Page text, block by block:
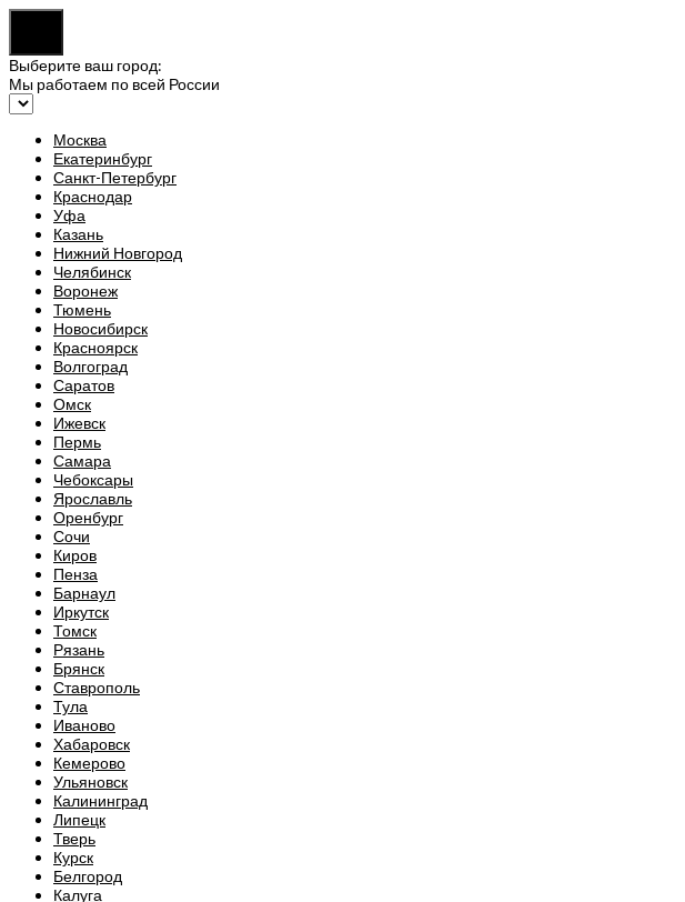
Выберите ваш город:
Мы работаем по всей России
Москва
Екатеринбург
Санкт-Петербург
Краснодар
Уфа
Казань
Нижний Новгород
Челябинск
Воронеж
Тюмень
Новосибирск
Красноярск
Волгоград
Саратов
Омск
Ижевск
Пермь
Самара
Чебоксары
Ярославль
Оренбург
Сочи
Киров
Пенза
Барнаул
Иркутск
Томск
Рязань
Брянск
Ставрополь
Тула
Иваново
Хабаровск
Кемерово
Ульяновск
Калининград
Липецк
Тверь
Курск
Белгород
Калуга